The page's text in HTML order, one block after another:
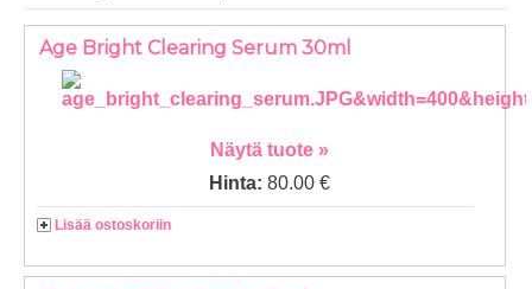
Age Bright Clearing Serum 30ml
Näytä tuote »
Hinta:80.00 €
Lisää ostoskoriin